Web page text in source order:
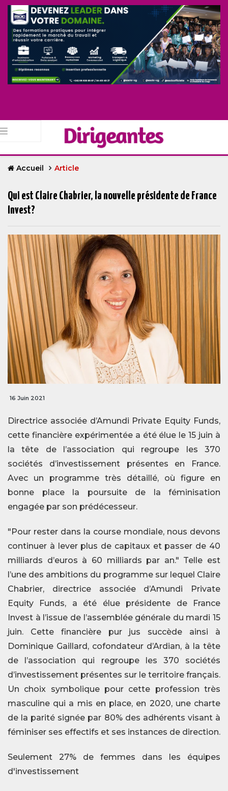
Accueil Article
Qui est Claire Chabrier, la nouvelle présidente de France
Invest?
16 Juin 2021
Directrice associée d’Amundi Private Equity Funds,
cette financière expérimentée a été élue le 15 juin à
la tête de l’association qui regroupe les 370
sociétés d’investissement présentes en France.
Avec un programme très détaillé, où figure en
bonne place la poursuite de la féminisation
engagée par son prédécesseur.
"Pour rester dans la course mondiale, nous devons
continuer à lever plus de capitaux et passer de 40
milliards d’euros à 60 milliards par an." Telle est
l’une des ambitions du programme sur lequel Claire
Chabrier, directrice associée d’Amundi Private
Equity Funds, a été élue présidente de France
Invest à l’issue de l’assemblée générale du mardi 15
juin. Cette financière pur jus succède ainsi à
Dominique Gaillard, cofondateur d’Ardian, à la tête
de l’association qui regroupe les 370 sociétés
d’investissement présentes sur le territoire français.
Un choix symbolique pour cette profession très
masculine qui a mis en place, en 2020, une charte
de la parité signée par 80% des adhérents visant à
féminiser ses effectifs et ses instances de direction.
Seulement 27% de femmes dans les équipes
d'investissement